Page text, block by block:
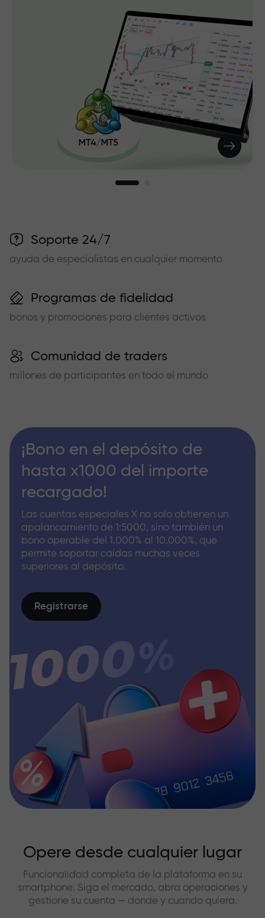
Soporte 24/7
ayuda de especialistas en cualquier momento
Programas de fidelidad
bonos y promociones para clientes activos
Comunidad de traders
millones de participantes en todo el mundo
¡Bono en el depósito de
hasta x1000 del importe
recargado!
Las cuentas especiales X no solo obtienen un
apalancamiento de 1:5000, sino también un
bono operable del 1.000% al 10.000%, que
permite soportar caídas muchas veces
superiores al depósito.
Registrarse
Opere desde cualquier lugar
Funcionalidad completa de la plataforma en su
smartphone. Siga el mercado, abra operaciones y
gestione su cuenta — donde y cuando quiera.